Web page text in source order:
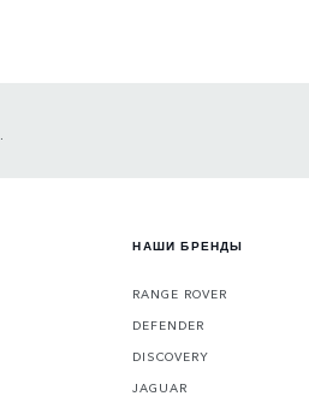
НАШИ БРЕНДЫ
RANGE ROVER
DEFENDER
DISCOVERY
JAGUAR